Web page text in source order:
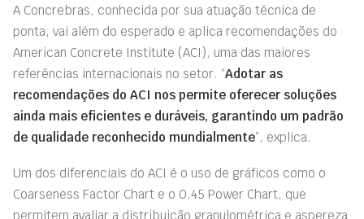
A Concrebras, conhecida por sua atuação técnica de
ponta, vai além do esperado e aplica recomendações do
American Concrete Institute (ACI), uma das maiores
referências internacionais no setor. “Adotar as
recomendações do ACI nos permite oferecer soluções
ainda mais eficientes e duráveis, garantindo um padrão
de qualidade reconhecido mundialmente”, explica.
Um dos diferenciais do ACI é o uso de gráficos como o
Coarseness Factor Chart e o 0.45 Power Chart, que
permitem avaliar a distribuição granulométrica e aspereza